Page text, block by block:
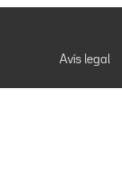
Avís legal